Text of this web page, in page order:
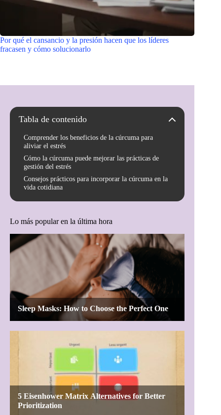
Por qué el cansancio y la presión hacen que los líderes
fracasen y cómo solucionarlo
Tabla de contenido
Comprender los beneficios de la cúrcuma para
aliviar el estrés
Cómo la cúrcuma puede mejorar las prácticas de
gestión del estrés
Consejos prácticos para incorporar la cúrcuma en la
vida cotidiana
Lo más popular en la última hora